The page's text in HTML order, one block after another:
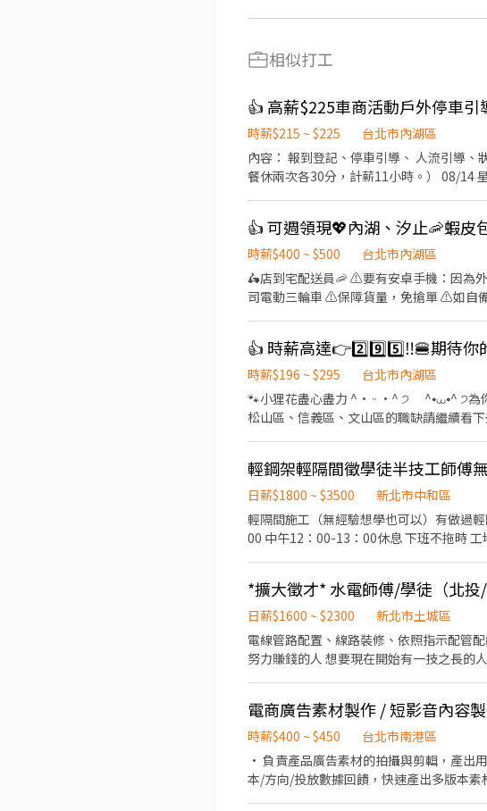
相似打工
👍 高薪$225車商活動戶外停車引
時薪$215 ~ $225
台北市內湖區
內容： 報到登記、停車引導、 人流引導、狀況回報⋯督導交辦事項。 活動日
餐休兩次各30分，計薪11小時。） 08/14 星期五 09:00-16:30 $1575 （時薪$225，餐休30分，計薪7小時。） 08/15 星期六
時薪$400 ~ $500
台北市內湖區
🛵店到宅配送員🦐 ⚠️要有安卓手機：因為
司電動三輪車 ⚠️保障貨量，免搶單 ⚠️如自
（穩定出勤）：$60,000 ~ $80,000 元 / 月
━━━━━━━━━━━━━━━━ ✅ 領薪彈性：
━━━━━━━━━━━━━━━━━ 📍 【熱門開缺地點 ── 趕快卡
市各行政區皆有缺額（文山、林口、板橋
山、內湖...等） 點擊立即應徵，私訊告知小編你想送哪
【火速卡位應徵流程】 ➊ 點擊填寫廠商制
個資僅供廠商審核，敏感欄位（身分證/
👍 時薪高達👉2️⃣9️⃣5️⃣‼️🍔期待你
時薪$196 ~ $295
台北市內湖區
🐾小狸花盡心盡力 ^• ᵕ •^ ੭ ^⦁⩊⦁^ ੭為你的工作卯足全力🐈‍⬛ 👉如果你想找：士林區、內湖區、大安區、中山區、中正區、
松山區、信義區、文山區的職缺請繼續看下去 👉如
店 .˚⊹ ⁺‧ 【薪資制度】 ‧⁺ ⊹˚. 💰 在上述時段內，時薪為 $ 225 ~ 240 🪙 若非以上時段，時薪為 $ 196 💰 過00:00 + $ 55 夜班津貼
.˚⊹ ⁺‧ 【 休假制度】 ‧⁺ ⊹˚. 📌 採排休制（無固
點】 ‧⁺ ⊹˚. 👉士林區 台北士林店📍台北市士林區中山北路五段602號 👉內湖
北舊宗二店📍台北市內湖區舊宗路一段275號 👉大安區 羅斯福店📍台北市大安區羅斯福路二段45號 台北麟光店📍台北市
和平東路三段406巷8號 台北復興二店📍台北
台北長春店📍台北市中山區長春路172號 台北南京五店
區林森南路1號 台北濟南店📍台北市中正
園路30-1號 台北南昌店📍台北市中正區南昌路一段149號 👉松山區 台北民生店📍台北市松山
📍台北市松山區民權東路三段128號 台北
段57號 👉信義區 忠孝四店📍台北市信義區忠孝東路五段522號 台北101店📍台北市信義區市府路45號 台北夢廣場店📍台北市信
義區松高路11號 👉文山區 台北興隆店📍台北市文山區興隆路三段54號 台北指南店📍台北市文山區指南路二段67號 台北木新店
📍台北市文山區木新路三段174號 台北動物園三店📍台北市文山
團保 ⛽ 汽機車油資補貼 🔧 汽機車修繕補貼 🤝 推薦好
☝️ 點選【立即應徵】我會速度回覆你！
繫上～ 若想參考其他職缺，可以到我的Threads，看更多更多的職缺喔♬ My Threads：tsaipei_ruby https://reurl.cc/7b2vad
別害羞❌別害怕❌找工作聯繫我⭕
輕鋼架輕隔間徵學徒半技工師傅
日薪$1800 ~ $3500
新北市中和區
輕隔間施工（無經驗想學也可以）有做過輕隔間更佳 有在工地工作經驗 提供勞力服務或處理各項交辦事
00 中午12：00-13：00休息 下班不拖時 工地大部份都在新北 台北 桃園 有公司車載或自行到工地都可 固定休禮拜日 其他天要休
*擴大徵才* 水電師傅/學徒（北投
日薪$1600 ~ $2300
新北市土城區
電線管路配置、線路裝修、依照指示配管配線配電盤 對於認真努力打拼的員工絕對不虧帶 加薪幅度絕對
努力賺錢的人 想要現在開始有一技之長的人 都歡迎加
電商廣告素材製作 / 短影音內容
時薪$400 ~ $450
台北市南港區
• 負責產品廣告素材的拍攝與剪輯，產出用於
本/方向/投放數據回饋，快速產出多版本素材（不同開頭、不同節